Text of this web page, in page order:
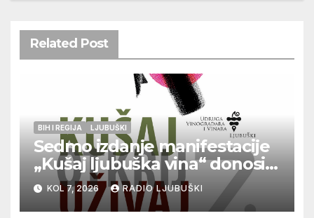
Related Post
BIH I REGIJA LJUBUŠKI
Sedmo izdanje manifestacije
„Kušaj ljubuška vina“ donosi
vrhunska vina, gastronomiju i
glazbu
KOL 7, 2026 RADIO LJUBUŠKI